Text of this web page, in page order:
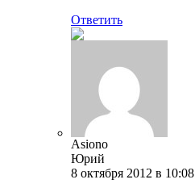
Ответить
Asiono
Юрий
8 октября 2012 в 10:08